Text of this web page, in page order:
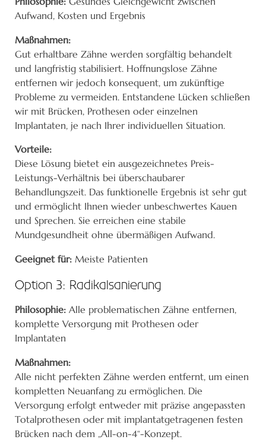
Aufwand, Kosten und Ergebnis
Maßnahmen:
Gut erhaltbare Zähne werden sorgfältig behandelt
und langfristig stabilisiert. Hoffnungslose Zähne
entfernen wir jedoch konsequent, um zukünftige
Probleme zu vermeiden. Entstandene Lücken schließen
wir mit Brücken, Prothesen oder einzelnen
Implantaten, je nach Ihrer individuellen Situation.
Vorteile:
Diese Lösung bietet ein ausgezeichnetes Preis-
Leistungs-Verhältnis bei überschaubarer
Behandlungszeit. Das funktionelle Ergebnis ist sehr gut
und ermöglicht Ihnen wieder unbeschwertes Kauen
und Sprechen. Sie erreichen eine stabile
Mundgesundheit ohne übermäßigen Aufwand.
Geeignet für: Meiste Patienten
Option 3: Radikalsanierung
Philosophie: Alle problematischen Zähne entfernen,
komplette Versorgung mit Prothesen oder
Implantaten
Maßnahmen:
Alle nicht perfekten Zähne werden entfernt, um einen
kompletten Neuanfang zu ermöglichen. Die
Versorgung erfolgt entweder mit präzise angepassten
Totalprothesen oder mit implantatgetragenen festen
Brücken nach dem „All-on-4“-Konzept.